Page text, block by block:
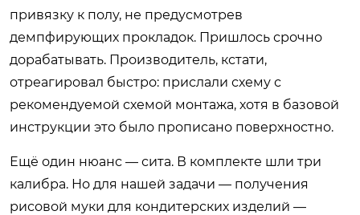
привязку к полу, не предусмотрев
демпфирующих прокладок. Пришлось срочно
дорабатывать. Производитель, кстати,
отреагировал быстро: прислали схему с
рекомендуемой схемой монтажа, хотя в базовой
инструкции это было прописано поверхностно.
Ещё один нюанс — сита. В комплекте шли три
калибра. Но для нашей задачи — получения
рисовой муки для кондитерских изделий —